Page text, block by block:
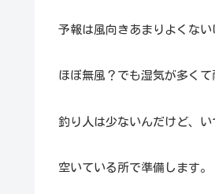
予報は風向きあまりよくない
ほぼ無風？でも湿気が多くて
釣り人は少ないんだけど、
空いている所で準備します。